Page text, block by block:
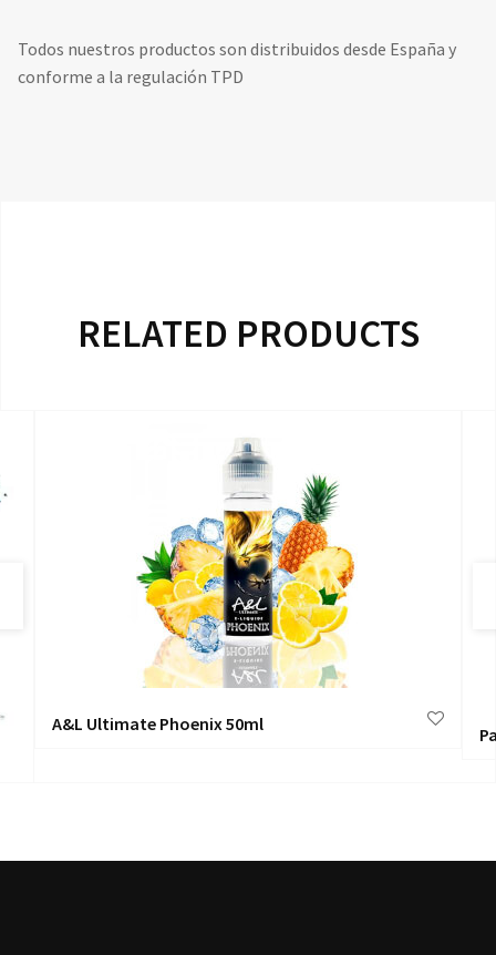
Todos nuestros productos son distribuidos desde España y
conforme a la regulación TPD
RELATED PRODUCTS
A&L Ultimate Phoenix 50ml